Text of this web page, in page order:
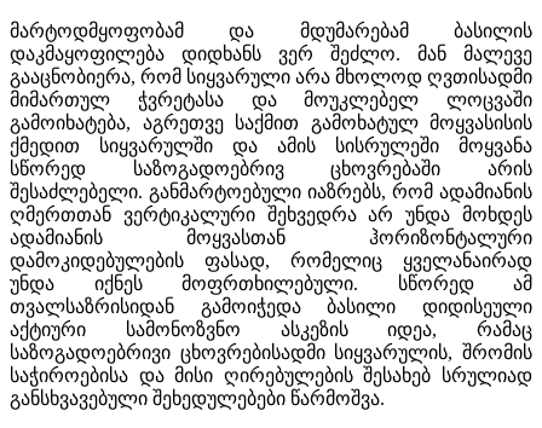
მარტოდმყოფობამ და მდუმარებამ ბასილის
დაკმაყოფილება დიდხანს ვერ შეძლო. მან მალევე
გააცნობიერა, რომ სიყვარული არა მხოლოდ ღვთისადმი
მიმართულ ჭვრეტასა და მოუკლებელ ლოცვაში
გამოიხატება, აგრეთვე საქმით გამოხატულ მოყვასისის
ქმედით სიყვარულში და ამის სისრულეში მოყვანა
სწორედ საზოგადოებრივ ცხოვრებაში არის
შესაძლებელი. განმარტოებული იაზრებს, რომ ადამიანის
ღმერთთან ვერტიკალური შეხვედრა არ უნდა მოხდეს
ადამიანის მოყვასთან ჰორიზონტალური
დამოკიდებულების ფასად, რომელიც ყველანაირად
უნდა იქნეს მოფრთხილებული. სწორედ ამ
თვალსაზრისიდან გამოიჭედა ბასილი დიდისეული
აქტიური სამონოზვნო ასკეზის იდეა, რამაც
საზოგადოებრივი ცხოვრებისადმი სიყვარულის, შრომის
საჭიროებისა და მისი ღირებულების შესახებ სრულიად
განსხვავებული შეხედულებები წარმოშვა.